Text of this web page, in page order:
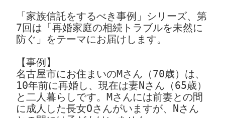
「家族信託をするべき事例」シリーズ、第
7回は「再婚家庭の相続トラブルを未然に
防ぐ」をテーマにお届けします。
【事例】
名古屋市にお住まいのMさん（70歳）は、
10年前に再婚し、現在は妻Nさん（65歳）
と二人暮らしです。Mさんには前妻との間
に成人した長女Oさんがいますが、Nさん